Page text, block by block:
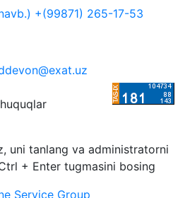
+(99871) 265-17-53
uni tanlang va administratorni
+ Enter tugmasini bosing
Service Group